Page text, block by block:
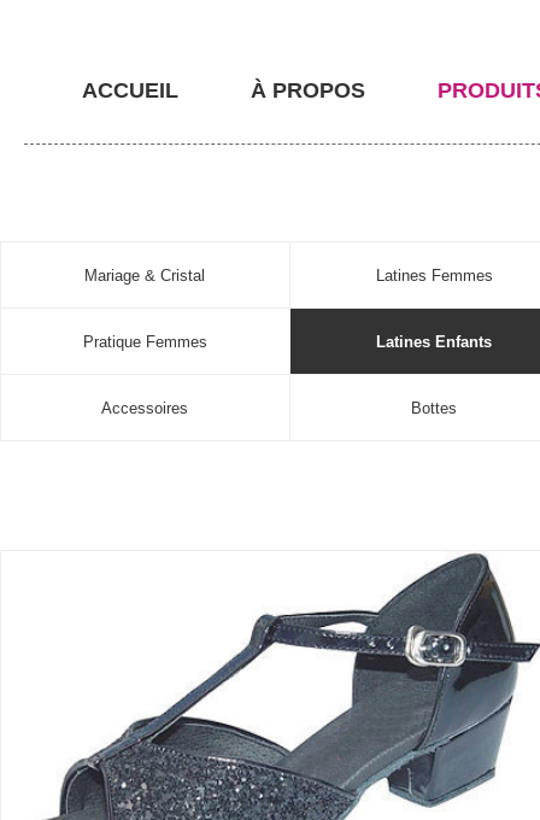
ACCUEIL À PROPOS
Mariage & Cristal Latines Femmes
Pratique Femmes Latines Enfants
Accessoires Bottes